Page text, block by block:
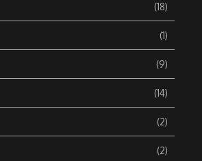
(18)
(1)
(9)
(14)
(2)
(2)